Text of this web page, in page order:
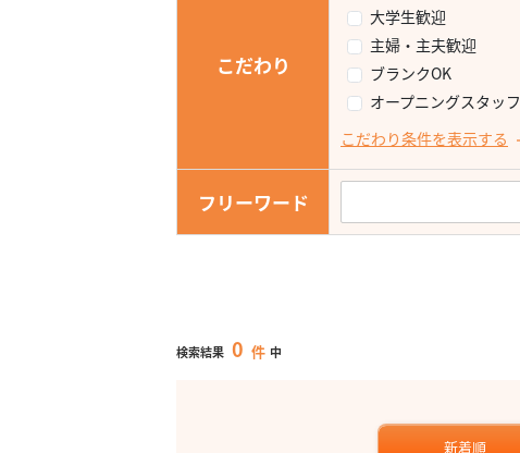
こだわり
大学生歓迎
主婦・主夫歓迎
ブランクOK
オープニングスタッフ
こだわり条件を表示する
フリーワード
検索結果 0 件 中
新着順